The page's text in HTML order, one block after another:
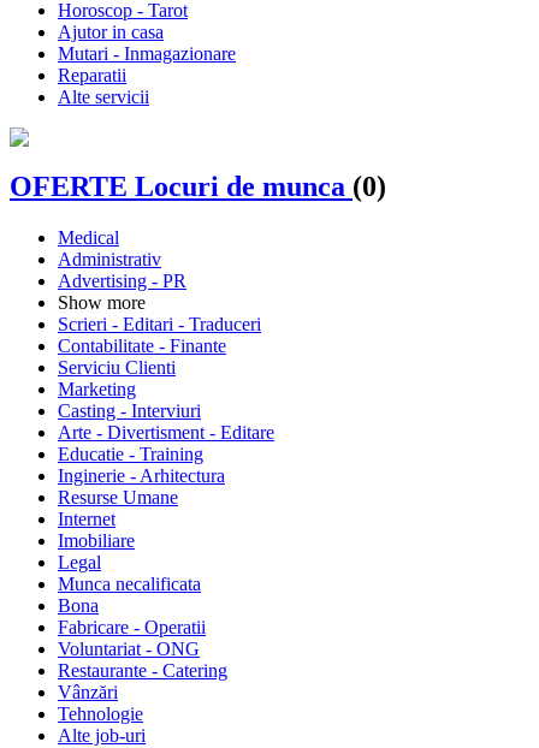
Horoscop - Tarot
Ajutor in casa
Mutari - Inmagazionare
Reparatii
Alte servicii
OFERTE Locuri de munca (0)
Medical
Administrativ
Advertising - PR
Show more
Scrieri - Editari - Traduceri
Contabilitate - Finante
Serviciu Clienti
Marketing
Casting - Interviuri
Arte - Divertisment - Editare
Educatie - Training
Inginerie - Arhitectura
Resurse Umane
Internet
Imobiliare
Legal
Munca necalificata
Bona
Fabricare - Operatii
Voluntariat - ONG
Restaurante - Catering
Vânzări
Tehnologie
Alte job-uri